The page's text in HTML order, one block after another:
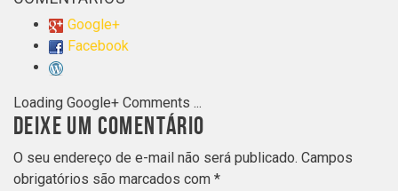
Google+
Facebook
Loading Google+ Comments ...
DEIXE UM COMENTÁRIO
O seu endereço de e-mail não será publicado. Campos
obrigatórios são marcados com *